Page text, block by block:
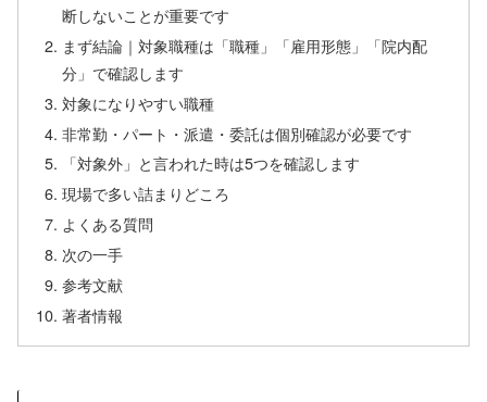
断しないことが重要です
まず結論｜対象職種は「職種」「雇用形態」「院内配
分」で確認します
対象になりやすい職種
非常勤・パート・派遣・委託は個別確認が必要です
「対象外」と言われた時は5つを確認します
現場で多い詰まりどころ
よくある質問
次の一手
参考文献
著者情報